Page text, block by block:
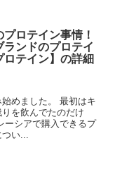
ロテイン事情！
ランドのプロテイ
ロテイン】の詳細
めました。 最初はキ
を飲んでたのだけ
ーシアで購入できるプ
い...